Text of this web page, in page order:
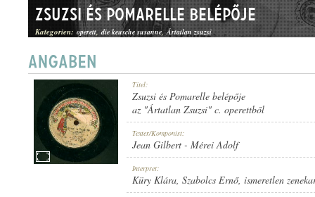
DUETT
1911 KÖRÜL
Zsuzsi és Pomarelle belépője
Kategorien: operett die keusche susanne Ártatlan zsuzsi
Titel:
Zsuzsi és Pomarelle belépője
az "Ártatlan Zsuzsi" c. operettből
Texter/Komponist:
Jean Gilbert - Mérei Adolf
Interpret:
Küry Klára, Szabolcs Ernő, ismeretlen